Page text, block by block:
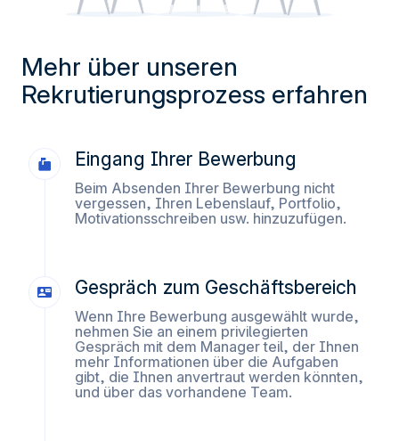
Website gelangen.
Personalisierte Angebote und Dienste bereitstellen und
Möglichkeit geben, Inhalte anzuzeigen, die auf einer
Mehr über unseren
Rekrutierungsprozess erfahren
Eingang Ihrer Bewerbung
Beim Absenden Ihrer Bewerbung nicht
vergessen, Ihren Lebenslauf, Portfolio,
Motivationsschreiben usw. hinzuzufügen.
Gespräch zum Geschäftsbereich
Wenn Ihre Bewerbung ausgewählt wurde,
nehmen Sie an einem privilegierten
Gespräch mit dem Manager teil, der Ihnen
mehr Informationen über die Aufgaben
gibt, die Ihnen anvertraut werden könnten,
und über das vorhandene Team.